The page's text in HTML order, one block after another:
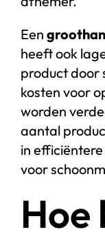
Een
heeft ook
product door
kosten voor
worden
aantal
in
voor
Hoe